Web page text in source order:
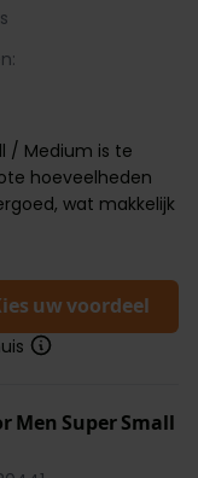
/ Medium is te
hoeveelheden
wat makkelijk
uw voordeel
Men Super Small